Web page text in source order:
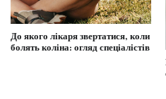
До якого лікаря звертатися, коли
болять коліна: огляд спеціалістів